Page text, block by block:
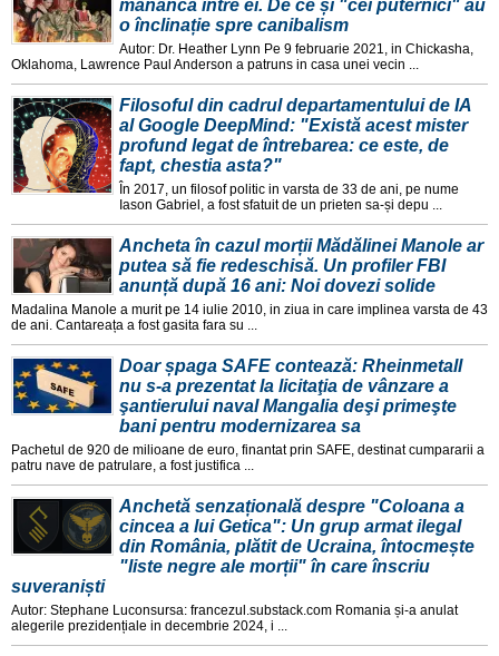
mănâncă între ei. De ce și "cei puternici" au
o înclinație spre canibalism
Autor: Dr. Heather Lynn Pe 9 februarie 2021, in Chickasha,
Oklahoma, Lawrence Paul Anderson a patruns in casa unei vecin ...
Filosoful din cadrul departamentului de IA
al Google DeepMind: "Există acest mister
profund legat de întrebarea: ce este, de
fapt, chestia asta?"
În 2017, un filosof politic in varsta de 33 de ani, pe nume
Iason Gabriel, a fost sfatuit de un prieten sa-și depu ...
Ancheta în cazul morții Mădălinei Manole ar
putea să fie redeschisă. Un profiler FBI
anunță după 16 ani: Noi dovezi solide
Madalina Manole a murit pe 14 iulie 2010, in ziua in care implinea varsta de 43
de ani. Cantareața a fost gasita fara su ...
Doar șpaga SAFE contează: Rheinmetall
nu s-a prezentat la licitaţia de vânzare a
şantierului naval Mangalia deşi primeşte
bani pentru modernizarea sa
Pachetul de 920 de milioane de euro, finantat prin SAFE, destinat cumpararii a
patru nave de patrulare, a fost justifica ...
Anchetă senzațională despre "Coloana a
cincea a lui Getica": Un grup armat ilegal
din România, plătit de Ucraina, întocmește
"liste negre ale morții" în care înscriu
suveraniști
Autor: Stephane Luconsursa: francezul.substack.com Romania și-a anulat
alegerile prezidențiale in decembrie 2024, i ...